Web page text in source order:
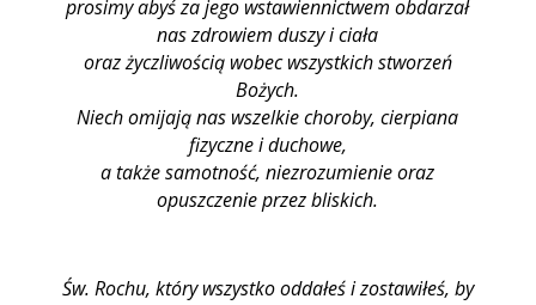
prosimy abyś za jego wstawiennictwem obdarzał
nas zdrowiem duszy i ciała
oraz życzliwością wobec wszystkich stworzeń
Bożych.
Niech omijają nas wszelkie choroby, cierpiana
fizyczne i duchowe,
a także samotność, niezrozumienie oraz
opuszczenie przez bliskich.
Św. Rochu, który wszystko oddałeś i zostawiłeś, by